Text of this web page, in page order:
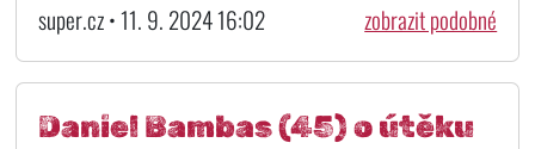
super.cz • 11. 9. 2024 16:02 zobrazit podobné
Daniel Bambas (45) o útěku